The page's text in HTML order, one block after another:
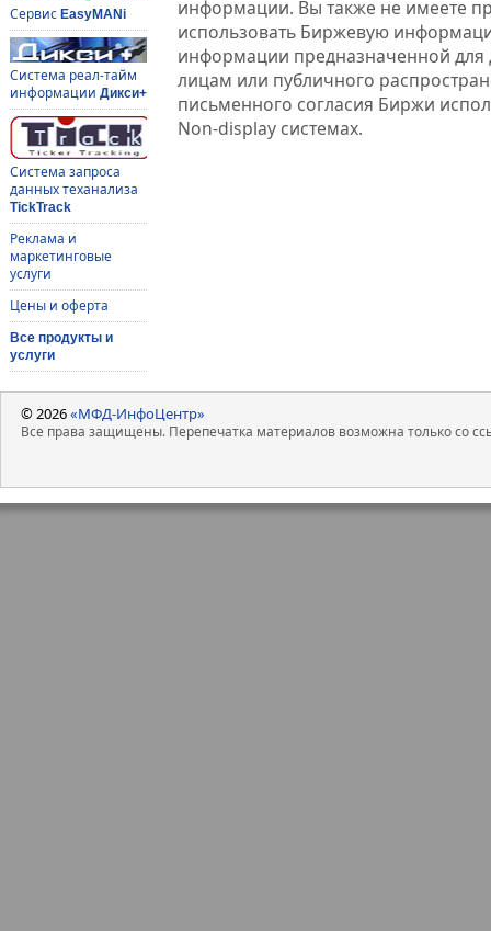
Сервис EasyMANi
Система реал-тайм
информации Дикси+
Система запроса
данных теханализа
TickTrack
Реклама и
маркетинговые
услуги
Цены и оферта
Все продукты и
услуги
информации. Вы также не имеете
использовать Биржевую
информации предназначенной для
лицам или публичного
письменного согласия Биржи
Non-display системах.
© 2026«МФД-ИнфоЦентр»
Все права защищены. Перепечатка материалов возможна только со